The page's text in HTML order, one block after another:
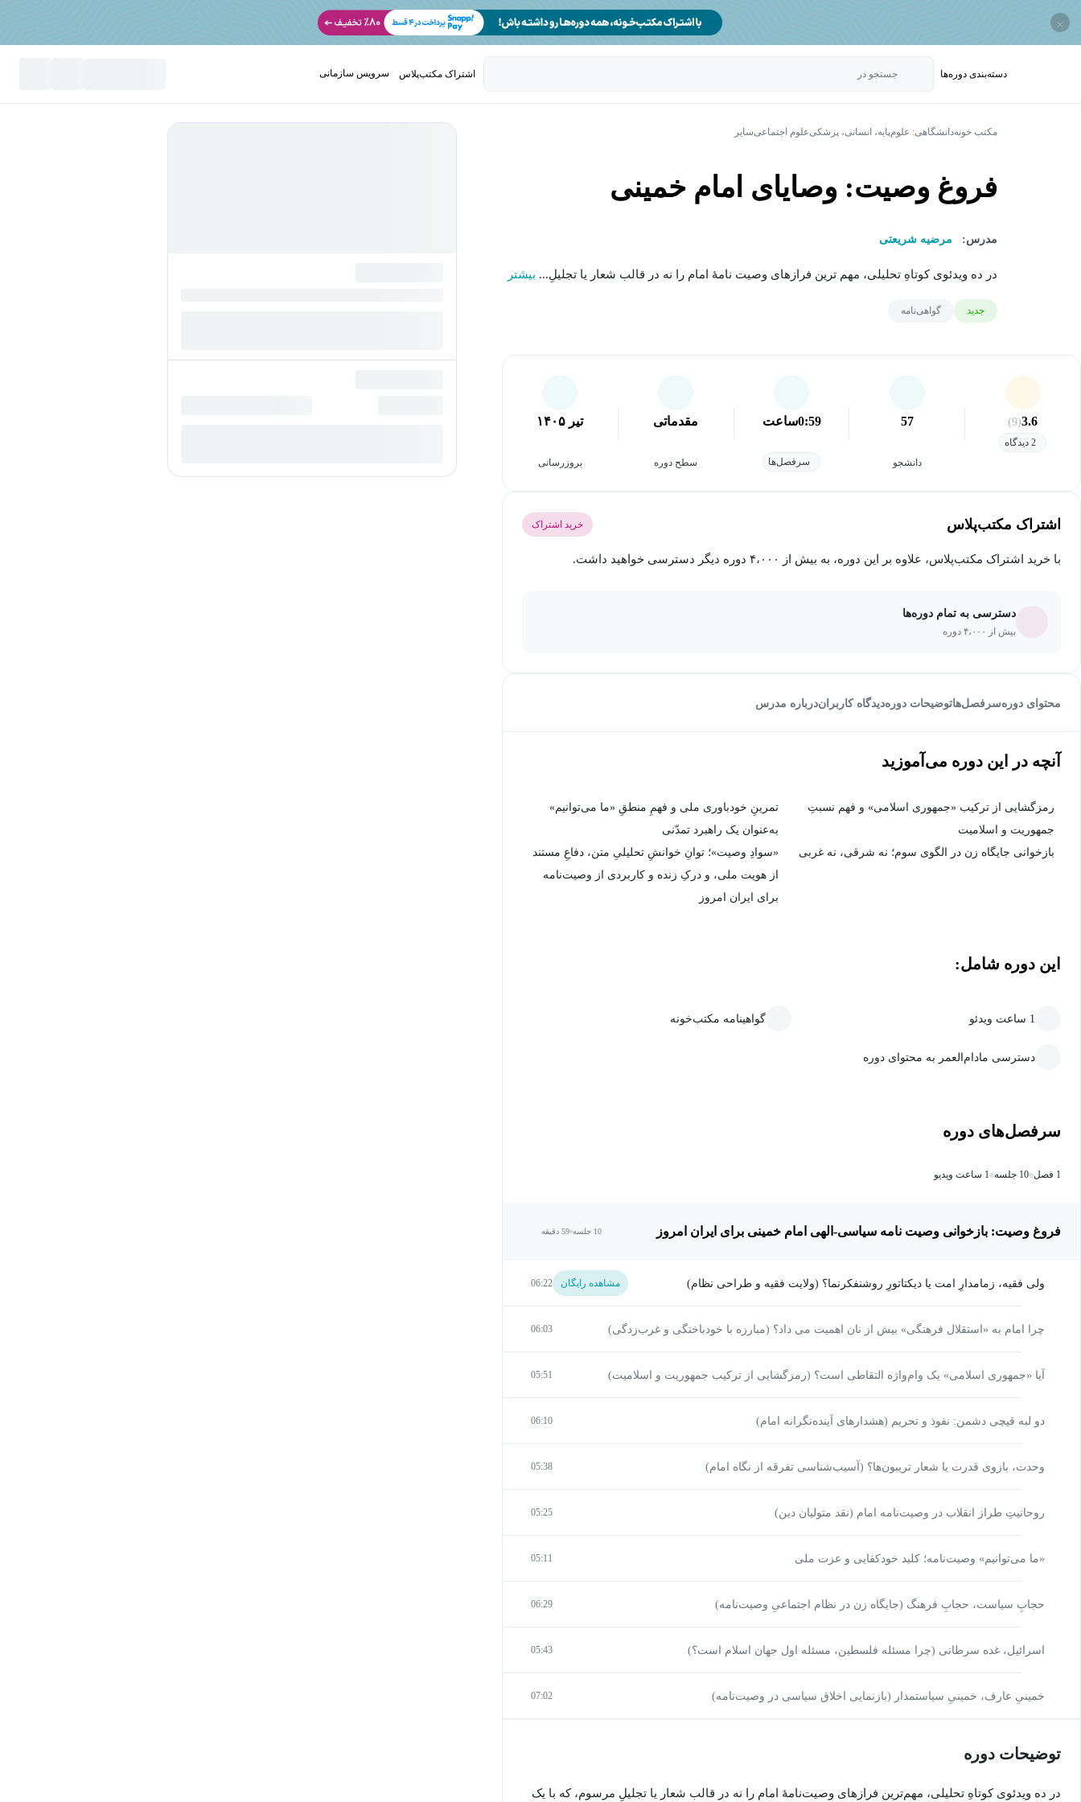
×
دسته‌بندی‌ دوره‌ها جستجو در اشتراک مکتب‌پلاس سرویس سازمانی
مکتب خونهدانشگاهی: علوم‌پایه، انسانی، پزشکیعلوم اجتماعیسایر
فروغ وصیت: وصایای امام خمینی
مدرس: مرضیه شریعتی
در ده ویدئوی کوتاهِ تحلیلی، مهم ترین فرازهای وصیت نامهٔ امام را نه در قالب شعار یا تجلیلِ... بیشتر
جدید گواهی‌نامه
3.6
(9)
2 دیدگاه
57
دانشجو
0:59ساعت
سرفصل‌ها
مقدماتی
سطح دوره بروزرسانی
تیر ۱۴۰۵
اشتراک مکتب‌پلاس خرید اشتراک
با خرید اشتراک مکتب‌پلاس، علاوه بر این دوره، به بیش از ۴،۰۰۰ دوره دیگر دسترسی خواهید داشت.
دسترسی به تمام دوره‌ها
بیش از ۴،۰۰۰ دوره
محتوای دورهسرفصل‌هاتوضیحات دورهدیدگاه کاربراندرباره مدرس
آنچه در این دوره می‌آموزید
رمزگشایی از ترکیب «جمهوری اسلامی» و فهم نسبتِ
جمهوریت و اسلامیت
تمرینِ خودباوری ملی و فهمِ منطقِ «ما می‌توانیم»
به‌عنوان یک راهبرد تمدّنی
بازخوانی جایگاه زن در الگوی سوم؛ نه شرقی، نه غربی
«سوادِ وصیت»؛ توانِ خوانشِ تحلیلیِ متن، دفاعِ مستند
از هویت ملی، و درکِ زنده و کاربردی از وصیت‌نامه
برای ایران امروز
این دوره شامل:
1 ساعت ویدئو گواهینامه مکتب‌خونه
دسترسی مادام‌العمر به محتوای دوره
سرفصل‌های دوره
1 فصل 10 جلسه 1 ساعت ویدیو
فروغ وصیت: بازخوانی وصیت نامه سیاسی-الهی امام خمینی برای ایران امروز 10 جلسه 59 دقیقه
ولی فقیه، زمامدارِ امت یا دیکتاتورِ روشنفکرنما؟ (ولایت فقیه و طراحی نظام) مشاهده رایگان 06:22
چرا امام به «استقلال فرهنگی» بیش از نان اهمیت می داد؟ (مبارزه با خودباختگی و غرب‌زدگی) 06:03
آیا «جمهوری اسلامی» یک وام‌واژه التقاطی است؟ (رمزگشایی از ترکیب جمهوریت و اسلامیت) 05:51
دو لبه قیچی دشمن: نفوذ و تحریم (هشدارهای آینده‌نگرانه امام) 06:10
وحدت، بازوی قدرت یا شعار تریبون‌ها؟ (آسیب‌شناسی تفرقه از نگاه امام) 05:38
روحانیتِ طراز انقلاب در وصیت‌نامه امام (نقد متولیان دین) 05:25
«ما می‌توانیم» وصیت‌نامه؛ کلید خودکفایی و عزت ملی 05:11
حجابِ سیاست، حجابِ فرهنگ (جایگاه زن در نظام اجتماعیِ وصیت‌نامه) 06:29
اسرائیل، غده سرطانی (چرا مسئله فلسطین، مسئله اول جهان اسلام است؟) 05:43
خمینیِ عارف، خمینیِ سیاستمدار (بازنمایی اخلاق سیاسی در وصیت‌نامه) 07:02
توضیحات دوره
در ده ویدئوی کوتاهِ تحلیلی، مهم‌ترین فرازهای وصیت‌نامهٔ امام را نه در قالب شعار یا تجلیلِ مرسوم، که با یک